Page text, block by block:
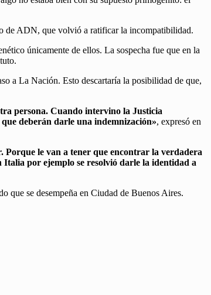
de ADN, que volvió a ratificar la incompatibilidad.
únicamente de ellos. La sospecha fue que en la
a La Nación. Esto descartaría la posibilidad de que,
persona. Cuando intervino la Justicia
deberán darle una indemnización», expresó en
Porque le van a tener que encontrar la verdadera
por ejemplo se resolvió darle la identidad a
que se desempeña en Ciudad de Buenos Aires.